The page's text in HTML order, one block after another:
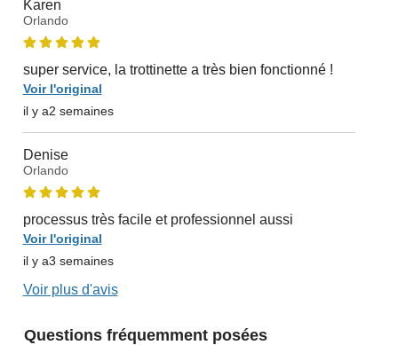
Karen
Orlando
super service, la trottinette a très bien fonctionné !
Voir l'original
il y a2 semaines
Denise
Orlando
processus très facile et professionnel aussi
Voir l'original
il y a3 semaines
Voir plus d'avis
Questions fréquemment posées